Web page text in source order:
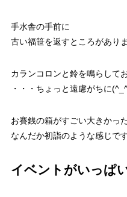
手水舎の手前に
古い福笹を返すところがあり
カランコロンと鈴を鳴らして
・・・ちょっと遠慮がちに
お賽銭の箱がすごい大きかっ
なんだか初詣のような感じで
イベントがいっぱ